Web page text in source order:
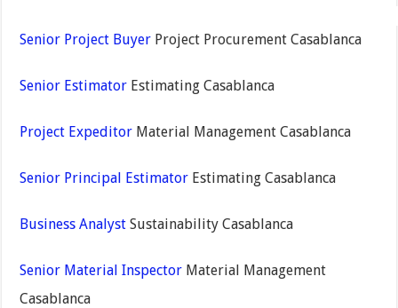
Senior Project BuyerProject Procurement Casablanca
Senior EstimatorEstimating Casablanca
Project ExpeditorMaterial Management Casablanca
Senior Principal EstimatorEstimating Casablanca
Business AnalystSustainability Casablanca
Senior Material InspectorMaterial Management
Casablanca